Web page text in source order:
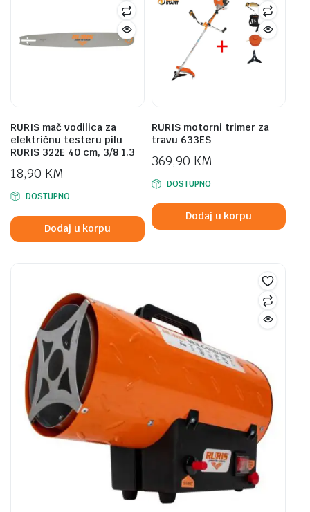
RURIS mač vodilica za
električnu testeru pilu
RURIS 322E 40 cm, 3/8 1.3
18,90 KM
DOSTUPNO
Dodaj u korpu
RURIS motorni trimer za
travu 633ES
369,90 KM
DOSTUPNO
Dodaj u korpu